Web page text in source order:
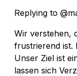
Replying to
Wir verstehen,
frustrierend ist.
Unser Ziel ist
lassen sich